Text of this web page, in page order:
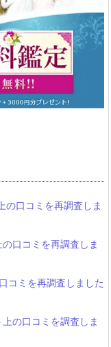
の口コミを再調査しま
口コミを再調査しま
コミを再調査しました
の口コミを調査しま